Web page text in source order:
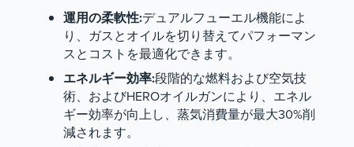
運用の柔軟性:デュアルフューエル機能によ
り、ガスとオイルを切り替えてパフォーマン
スとコストを最適化できます。
エネルギー効率:段階的な燃料および空気技
術、およびHEROオイルガンにより、エネル
ギー効率が向上し、蒸気消費量が最大30%削
減されます。